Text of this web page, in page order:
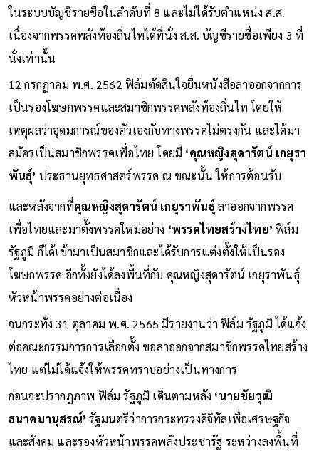
ในระบบบัญชีรายชื่อในลำดับที่ 8 และไม่ได้รับตำแหน่ง ส.ส.
เนื่องจากพรรคพลังท้องถิ่นไทได้ที่นั่ง ส.ส. บัญชีรายชื่อเพียง 3 ที่
นั่งเท่านั้น
12 กรกฎาคม พ.ศ. 2562 ฟิล์มตัดสินใจยื่นหนังสือลาออกจากการ
เป็นรองโฆษกพรรคและสมาชิกพรรคพลังท้องถิ่นไท โดยให้
เหตุผลว่าอุดมการณ์ของตัวเองกับทางพรรคไม่ตรงกัน และได้มา
สมัครเป็นสมาชิกพรรคเพื่อไทย โดยมี ‘คุณหญิงสุดารัตน์ เกยุรา
พันธุ์’ ประธานยุทธศาสตร์พรรค ณ ขณะนั้น ให้การต้อนรับ
และหลังจากที่คุณหญิงสุดารัตน์ เกยุราพันธุ์ลาออกจากพรรค
เพื่อไทยและมาตั้งพรรคใหม่อย่าง ‘พรรคไทยสร้างไทย’ ฟิล์ม
รัฐภูมิ ก็ได้เข้ามาเป็นสมาชิกและได้รับการแต่งตั้งให้เป็นรอง
โฆษกพรรค อีกทั้งยังได้ลงพื้นที่กับ คุณหญิงสุดารัตน์ เกยุราพันธุ์
หัวหน้าพรรคอย่างต่อเนื่อง
จนกระทั่ง 31 ตุลาคม พ.ศ. 2565 มีรายงานว่า ฟิล์ม รัฐภูมิ ได้แจ้ง
ต่อคณะกรรมการการเลือกตั้ง ขอลาออกจากสมาชิกพรรคไทยสร้าง
ไทย แต่ไม่ได้แจ้งให้พรรคทราบอย่างเป็นทางการ
ก่อนจะปรากฎภาพ ฟิล์ม รัฐภูมิ เดินตามหลัง ‘นายชัยวุฒิ
ธนาคมานุสรณ์’ รัฐมนตรีว่าการกระทรวงดิจิทัลเพื่อเศรษฐกิจ
และสังคม และรองหัวหน้าพรรคพลังประชารัฐ ระหว่างลงพื้นที่